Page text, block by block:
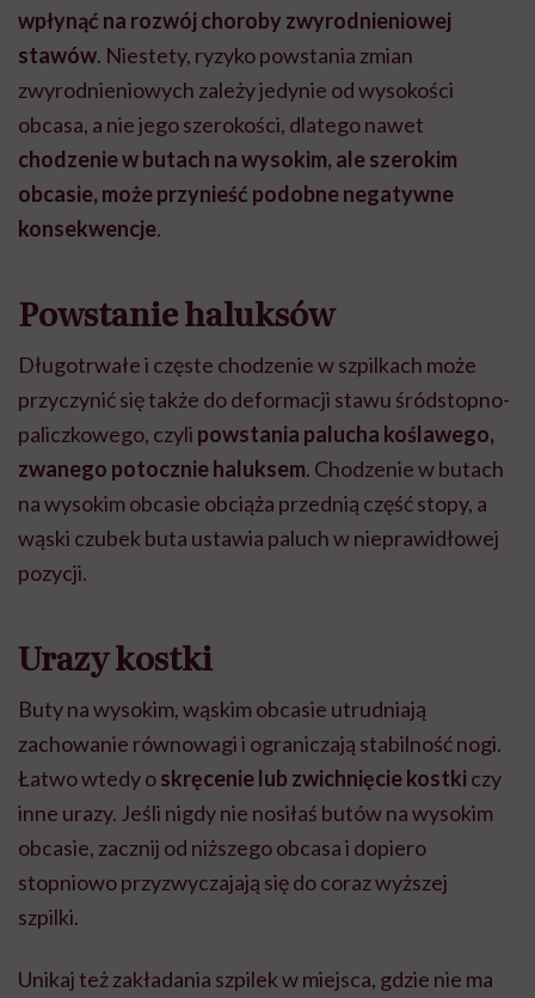
wpłynąć na rozwój choroby zwyrodnieniowej
stawów. Niestety, ryzyko powstania zmian
zwyrodnieniowych zależy jedynie od wysokości
obcasa, a nie jego szerokości, dlatego nawet
chodzenie w butach na wysokim, ale szerokim
obcasie, może przynieść podobne negatywne
konsekwencje.
Powstanie haluksów
Długotrwałe i częste chodzenie w szpilkach może
przyczynić się także do deformacji stawu śródstopno-
paliczkowego, czyli powstania palucha koślawego,
zwanego potocznie haluksem. Chodzenie w butach
na wysokim obcasie obciąża przednią część stopy, a
wąski czubek buta ustawia paluch w nieprawidłowej
pozycji.
Urazy kostki
Buty na wysokim, wąskim obcasie utrudniają
zachowanie równowagi i ograniczają stabilność nogi.
Łatwo wtedy oskręcenie lub zwichnięcie kostki czy
inne urazy. Jeśli nigdy nie nosiłaś butów na wysokim
obcasie, zacznij od niższego obcasa i dopiero
stopniowo przyzwyczajają się do coraz wyższej
szpilki.
Unikaj też zakładania szpilek w miejsca, gdzie nie ma